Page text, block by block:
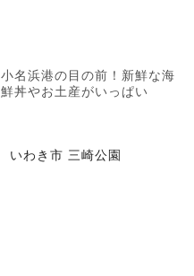
小名浜港の目の前！新鮮な海
鮮丼やお土産がいっぱい
いわき市 三崎公園